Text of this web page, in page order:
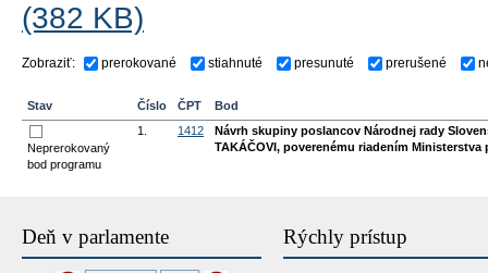
(382 KB)
Zobraziť: prerokované stiahnuté presunuté prerušené
Stav Číslo ČPT Bod
Neprerokovaný
bod programu
1. 1412
Návrh skupiny poslancov Národnej rady
TAKÁČOVI, poverenému riadením
Deň v parlamente Rýchly prístup